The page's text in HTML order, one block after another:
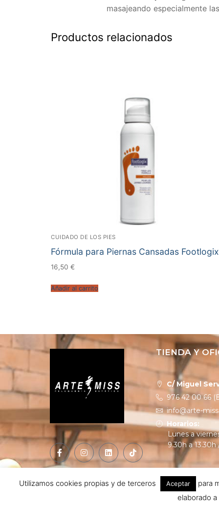
masajeando especialmente
Productos relacionados
CUIDADO DE LOS PIES
Fórmula para Piernas Cansadas Footlogix
16,50 €
Añadir al carrito
TIENDA Y
C/ Miguel
976 42 00 66
info@arte-
Horarios:
Lunes a
9.30h a 13.30h
Utilizamos cookies propias y de terceros Aceptar
para
elaborado